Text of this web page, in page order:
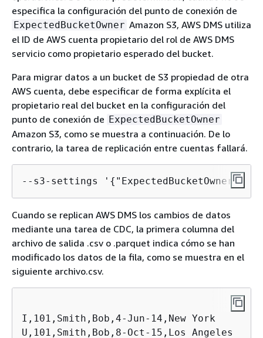
especifica la configuración del punto de conexión de
ExpectedBucketOwner Amazon S3, AWS DMS utiliza
el ID de AWS cuenta propietario del rol de AWS DMS
servicio como propietario esperado del bucket.
Para migrar datos a un bucket de S3 propiedad de otra
AWS cuenta, debe especificar de forma explícita el
propietario real del bucket en la configuración del
punto de conexión de ExpectedBucketOwner
Amazon S3, como se muestra a continuación. De lo
contrario, la tarea de replicación entre cuentas fallará.
--s3-settings ' { "ExpectedBucketOwner": "
Cuando se replican AWS DMS los cambios de datos
mediante una tarea de CDC, la primera columna del
archivo de salida .csv o .parquet indica cómo se han
modificado los datos de la fila, como se muestra en el
siguiente archivo.csv.
I,101,Smith,Bob,4-Jun-14,New York
U,101,Smith,Bob,8-Oct-15,Los Angeles